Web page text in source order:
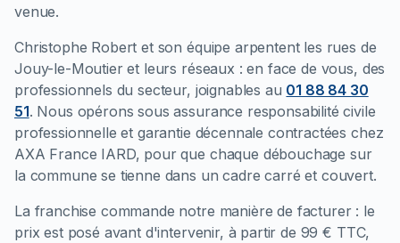
venue.
Christophe Robert et son équipe arpentent les rues de
Jouy-le-Moutier et leurs réseaux : en face de vous, des
professionnels du secteur, joignables au 01 88 84 30
51. Nous opérons sous assurance responsabilité civile
professionnelle et garantie décennale contractées chez
AXA France IARD, pour que chaque débouchage sur
la commune se tienne dans un cadre carré et couvert.
La franchise commande notre manière de facturer : le
prix est posé avant d'intervenir, à partir de 99 € TTC,